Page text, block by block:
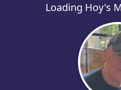
Loading Hoy's